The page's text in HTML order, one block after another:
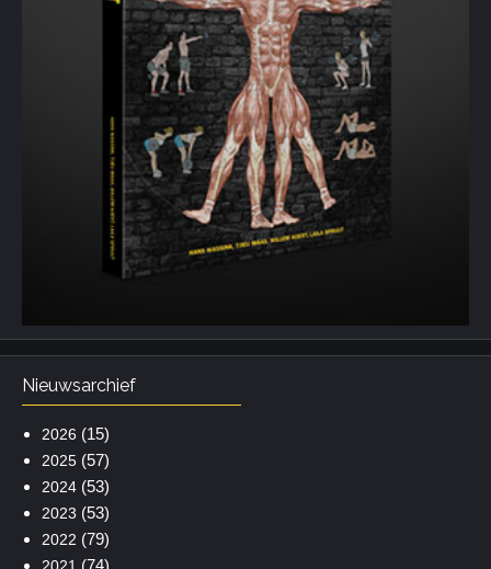
Nieuwsarchief
2026 (15)
2025(57)
2024(53)
2023 (53)
2022 (79)
2021 (74)